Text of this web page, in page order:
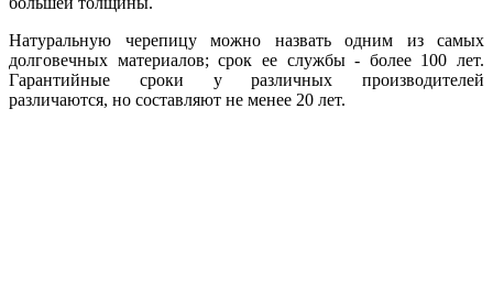
Натуральную черепицу можно назвать одним из самых
долговечных материалов; срок ее службы - более 100 лет.
Гарантийные сроки у различных производителей
различаются, но составляют не менее 20 лет.